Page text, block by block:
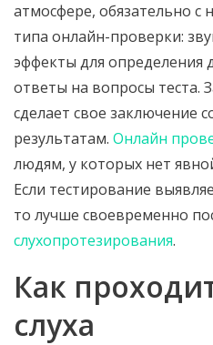
атмосфере, обязательно с
типа онлайн-проверки:
эффекты для определения
ответы на вопросы теста.
сделает свое заключение
результатам. Онлайн
людям, у которых нет
Если тестирование
то лучше своевременно
слухопротезирования.
Как
слуха